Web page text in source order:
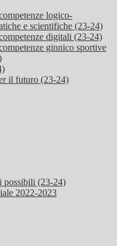
logico-
e scientifiche (23-24)
digitali (23-24)
ginnico sportive
il futuro (23-24)
possibili (23-24)
2022-2023